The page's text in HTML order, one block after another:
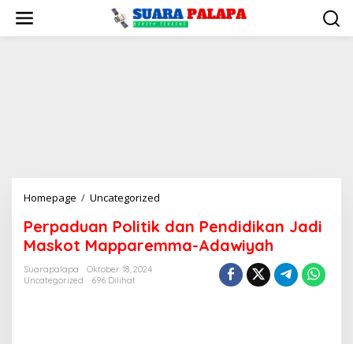
konten
Homepage / Uncategorized
dan
Pendidikan
Mapparemma-
Perpaduan Politik dan Pendidikan Jadi
Maskot Mapparemma-Adawiyah
Suarapalapa
Oktober 18, 2024
Uncategorized
696 Dilihat